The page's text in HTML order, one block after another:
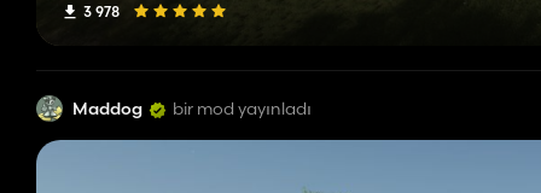
3 978
Maddog bir mod yayınladı